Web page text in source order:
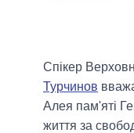
Спікер
Турчинов
Алея пам'яті
життя за